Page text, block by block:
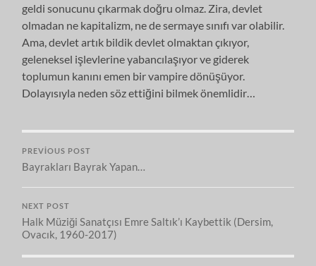
geldi sonucunu çıkarmak doğru olmaz. Zira, devlet
olmadan ne kapitalizm, ne de sermaye sınıfı var olabilir.
Ama, devlet artık bildik devlet olmaktan çıkıyor,
geleneksel işlevlerine yabancılaşıyor ve giderek
toplumun kanını emen bir vampire dönüşüyor.
Dolayısıyla neden söz ettiğini bilmek önemlidir…
PREVIOUS POST
Bayrakları Bayrak Yapan…
NEXT POST
Halk Müziği Sanatçısı Emre Saltık’ı Kaybettik (Dersim,
Ovacık, 1960-2017)